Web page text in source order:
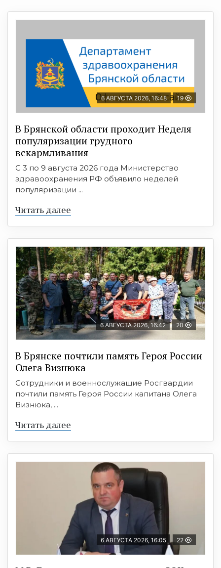
6 АВГУСТА 2026, 16:48 19
В Брянской области проходит Неделя
популяризации грудного
вскармливания
С 3 по 9 августа 2026 года Министерство
здравоохранения РФ объявило неделей
популяризации ...
Читать далее
6 АВГУСТА 2026, 16:42 20
В Брянске почтили память Героя России
Олега Визнюка
Сотрудники и военнослужащие Росгвардии
почтили память Героя России капитана Олега
Визнюка, ...
Читать далее
6 АВГУСТА 2026, 16:05 22